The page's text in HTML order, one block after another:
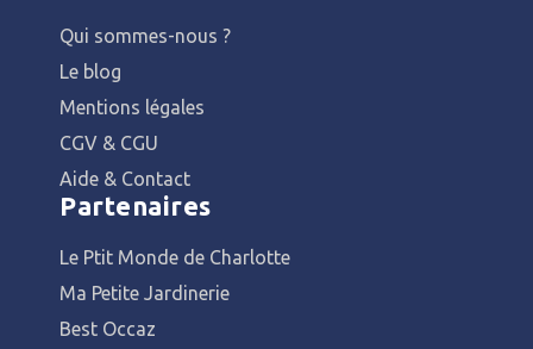
Qui sommes-nous ?
Le blog
Mentions légales
CGV & CGU
Aide & Contact
Partenaires
Le Ptit Monde de Charlotte
Ma Petite Jardinerie
Best Occaz